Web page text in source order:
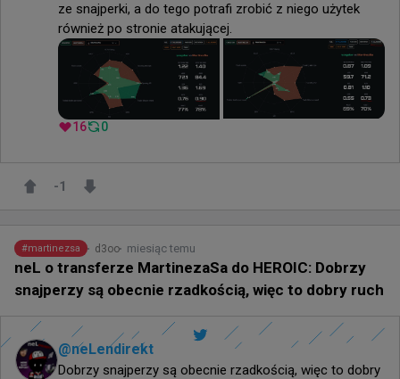
ze snajperki, a do tego potrafi zrobić z niego użytek
również po stronie atakującej.
16 0
-1
#martinezsa d3oo miesiąc temu
neL o transferze MartinezaSa do HEROIC: Dobrzy
snajperzy są obecnie rzadkością, więc to dobry ruch
@neLendirekt
Dobrzy snajperzy są obecnie rzadkością, więc to dobry